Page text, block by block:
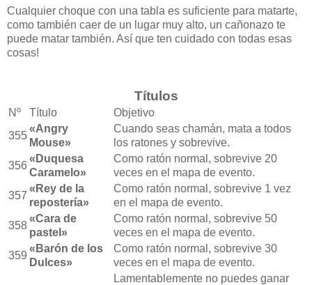
Cualquier choque con una tabla es suficiente para matarte,
como también caer de un lugar muy alto, un cañonazo te
puede matar también. Así que ten cuidado con todas esas
cosas!
Títulos
Nº Título
Objetivo
355
«Angry
Mouse»
Cuando seas chamán, mata a todos
los ratones y sobrevive.
356
«Duquesa
Caramelo»
Como ratón normal, sobrevive 20
veces en el mapa de evento.
357
«Rey de la
repostería»
Como ratón normal, sobrevive 1 vez
en el mapa de evento.
358
«Cara de
pastel»
Como ratón normal, sobrevive 50
veces en el mapa de evento.
359
«Barón de los
Dulces»
Como ratón normal, sobrevive 30
veces en el mapa de evento.
Lamentablemente no puedes ganar